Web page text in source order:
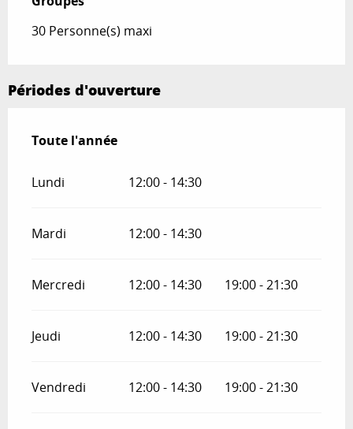
30 Personne(s) maxi
Périodes d'ouverture
Toute l'année
Toute l'année
Lundi 12:00 - 14:30
Mardi 12:00 - 14:30
Mercredi 12:00 - 14:30 19:00 - 21:30
Jeudi 12:00 - 14:30 19:00 - 21:30
Vendredi 12:00 - 14:30 19:00 - 21:30